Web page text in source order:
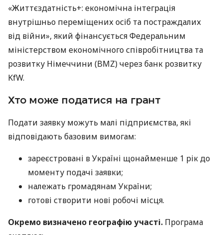
«Життєздатність+: економічна інтеграція
внутрішньо переміщених осіб та постраждалих
від війни», який фінансується Федеральним
міністерством економічного співробітництва та
розвитку Німеччини (BMZ) через банк розвитку
KfW.
Хто може податися на грант
Подати заявку можуть малі підприємства, які
відповідають базовим вимогам:
зареєстровані в Україні щонайменше 1 рік до
моменту подачі заявки;
належать громадянам України;
готові створити нові робочі місця.
Окремо визначено географію участі. Програма